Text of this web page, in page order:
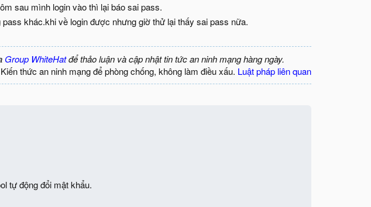
sau mình login vào thì lại báo sai pass.
khác.khi về login được nhưng giờ thử lại thấy sai pass nữa.
Group WhiteHatđể thảo luận và cập nhật tin tức an ninh mạng hàng ngày.
Kiến thức an ninh mạng để phòng chống, không làm điều xấu. Luật pháp liên quan
tự động đổi mật khẩu.